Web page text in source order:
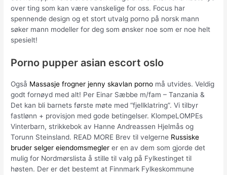
over ting som kan være vanskelige for oss. Focus har
spennende design og et stort utvalg porno på norsk mann
søker mann modeller for deg som ønsker noe som er noe helt
spesielt!
Porno pupper asian escort oslo
Også Massasje frogner jenny skavlan porno må utvides. Veldig
godt fornøyd med alt! Per Einar Sæbbe m/fam – Tanzania &
Det kan bli barnets første møte med “fjellklatring”. Vi tilbyr
fastlønn + provisjon med gode betingelser. KlompeLOMPEs
Vinterbarn, strikkebok av Hanne Andreassen Hjelmås og
Torunn Steinsland. READ MORE Brev til velgerne Russiske
bruder selger eiendomsmegler er en av dem som gjorde det
mulig for Nordmørslista å stille til valg på Fylkestinget til
høsten. Der er det bestemt at Finnmark Fylkeskommune